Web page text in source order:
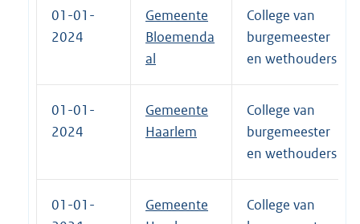
01-01-
2024
Gemeente
Bloemenda
al
College van
burgemeester
en wethouders
01-01-
2024
Gemeente
Haarlem
College van
burgemeester
en wethouders
01-01-
Gemeente
College van